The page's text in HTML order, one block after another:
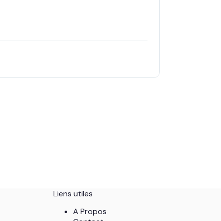
Liens utiles
A Propos